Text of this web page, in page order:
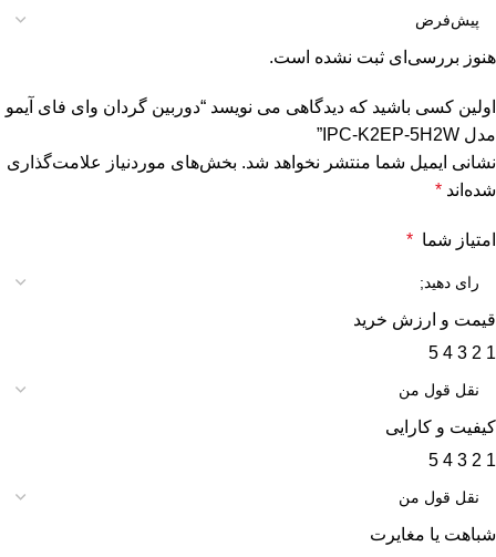
هنوز بررسی‌ای ثبت نشده است.
اولین کسی باشید که دیدگاهی می نویسد “دوربین گردان وای فای آیمو
مدل IPC-K2EP-5H2W”
نشانی ایمیل شما منتشر نخواهد شد. بخش‌های موردنیاز علامت‌گذاری
شده‌اند *
امتیاز شما *
قیمت و ارزش خرید
1
2
3
4
5
کیفیت و کارایی
1
2
3
4
5
شباهت یا مغایرت